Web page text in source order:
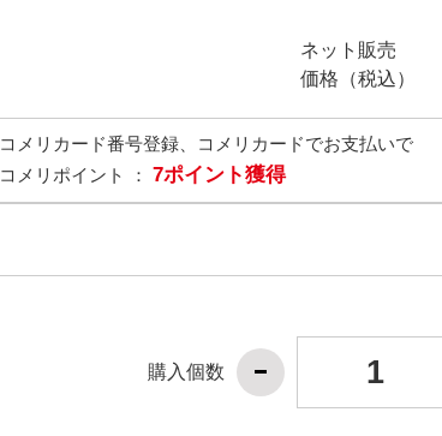
ネット販売
価格（税込）
コメリカード番号登録、コメリカードでお支払いで
コメリポイント ： 7ポイント獲得
購入個数